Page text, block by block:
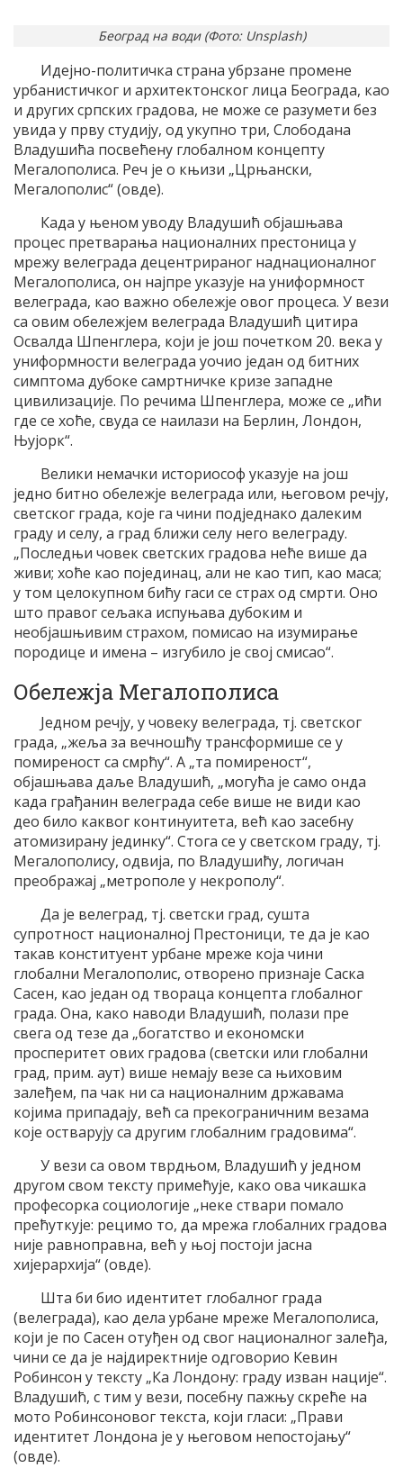
Београд на води (Фото: Unsplash)
Идејно-политичка страна убрзане промене
урбанистичког и архитектонског лица Београда, као
и других српских градова, не може се разумети без
увида у прву студију, од укупно три, Слободана
Владушића посвећену глобалном концепту
Мегалополиса. Реч је о књизи „Црњански,
Мегалополис“ (овде).
Када у њеном уводу Владушић објашњава
процес претварања националних престоница у
мрежу велеграда децентрираног наднационалног
Мегалополиса, он најпре указује на униформност
велеграда, као важно обележје овог процеса. У вези
са овим обележјем велеграда Владушић цитира
Освалда Шпенглера, који је још почетком 20. века у
униформности велеграда уочио један од битних
симптома дубоке самртничке кризе западне
цивилизације. По речима Шпенглера, може се „ићи
где се хоће, свуда се наилази на Берлин, Лондон,
Њујорк“.
Велики немачки историософ указује на још
једно битно обележје велеграда или, његовом речју,
светског града, које га чини подједнако далеким
граду и селу, а град ближи селу него велеграду.
„Последњи човек светских градова неће више да
живи; хоће као појединац, али не као тип, као маса;
у том целокупном бићу гаси се страх од смрти. Оно
што правог сељака испуњава дубоким и
необјашњивим страхом, помисао на изумирање
породице и имена – изгубило је свој смисао“.
Обележја Мегалополиса
Једном речју, у човеку велеграда, тј. светског
града, „жеља за вечношћу трансформише се у
помиреност са смрћу“. А „та помиреност“,
објашњава даље Владушић, „могућа је само онда
када грађанин велеграда себе више не види као
део било каквог континуитета, већ као засебну
атомизирану јединку“. Стога се у светском граду, тј.
Мегалополису, одвија, по Владушићу, логичан
преображај „метрополе у некрополу“.
Да је велеград, тј. светски град, сушта
супротност националној Престоници, те да је као
такав конституент урбане мреже која чини
глобални Мегалополис, отворено признаје Саска
Сасен, као један од твораца концепта глобалног
града. Она, како наводи Владушић, полази пре
свега од тезе да „богатство и економски
просперитет ових градова (светски или глобални
град, прим. аут) више немају везе са њиховим
залеђем, па чак ни са националним државама
којима припадају, већ са прекограничним везама
које остварују са другим глобалним градовима“.
У вези са овом тврдњом, Владушић у једном
другом свом тексту примећује, како ова чикашка
професорка социологије „неке ствари помало
прећуткује: рецимо то, да мрежа глобалних градова
није равноправна, већ у њој постоји јасна
хијерархија“ (овде).
Шта би био идентитет глобалног града
(велеграда), као дела урбане мреже Мегалополиса,
који је по Сасен отуђен од свог националног залеђа,
чини се да је најдиректније одговорио Кевин
Робинсон у тексту „Ка Лондону: граду изван нације“.
Владушић, с тим у вези, посебну пажњу скреће на
мото Робинсоновог текста, који гласи: „Прави
идентитет Лондона је у његовом непостојању“
(овде).